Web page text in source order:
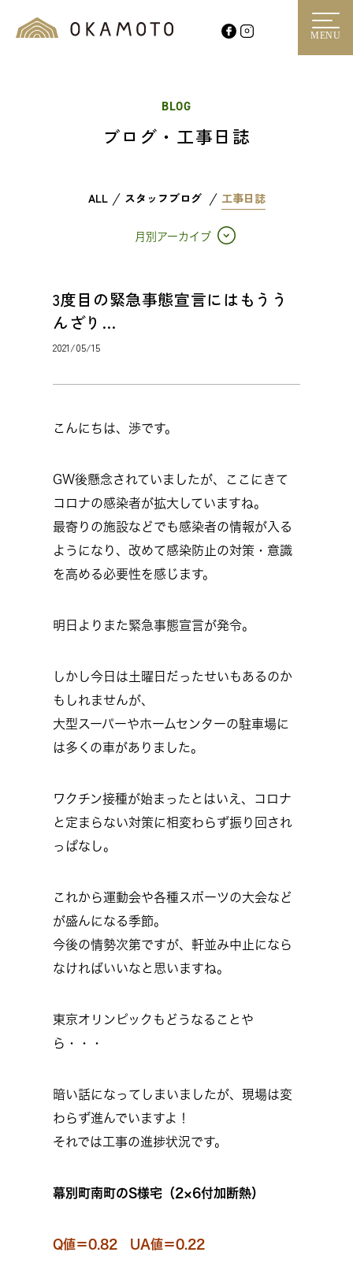
MENU
BLOG
ブログ・工事日誌
ALL スタッフブログ 工事日誌
月別アーカイブ
3度目の緊急事態宣言にはもうう
んざり…
2021/05/15
こんにちは、渉です。
GW後懸念されていましたが、ここにきて
コロナの感染者が拡大していますね。
最寄りの施設などでも感染者の情報が入る
ようになり、改めて感染防止の対策・意識
を高める必要性を感じます。
明日よりまた緊急事態宣言が発令。
しかし今日は土曜日だったせいもあるのか
もしれませんが、
大型スーパーやホームセンターの駐車場に
は多くの車がありました。
ワクチン接種が始まったとはいえ、コロナ
と定まらない対策に相変わらず振り回され
っぱなし。
これから運動会や各種スポーツの大会など
が盛んになる季節。
今後の情勢次第ですが、軒並み中止になら
なければいいなと思いますね。
東京オリンピックもどうなることや
ら・・・
暗い話になってしまいましたが、現場は変
わらず進んでいますよ！
それでは工事の進捗状況です。
幕別町南町のS様宅（2×6付加断熱）
Q値＝0.82 UA値＝0.22